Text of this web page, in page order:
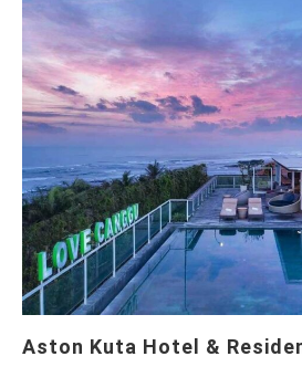
Aston Kuta Hotel &